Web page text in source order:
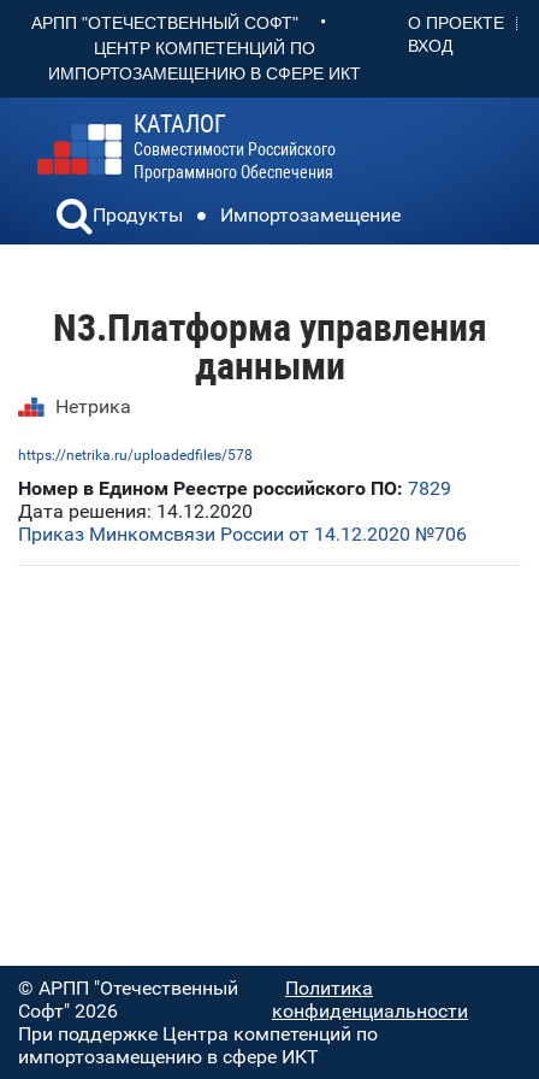
АРПП "ОТЕЧЕСТВЕННЫЙ СОФТ" •
ЦЕНТР КОМПЕТЕНЦИЙ ПО
ИМПОРТОЗАМЕЩЕНИЮ В СФЕРЕ ИКТ
О ПРОЕКТЕ
ВХОД
КАТАЛОГ
Совместимости Российского
Программного Обеспечения
Продукты Импортозамещение
N3.Платформа управления
данными
Нетрика
https://netrika.ru/uploadedfiles/578
Номер в Едином Реестре российского ПО: 7829
Дата решения: 14.12.2020
Приказ Минкомсвязи России от 14.12.2020 №706
© АРПП "Отечественный
Софт" 2026
Политика
конфиденциальности
При поддержке Центра компетенций по
импортозамещению в сфере ИКТ